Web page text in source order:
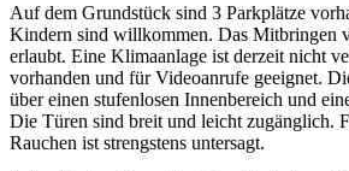
Auf dem Grundstück sind 3 Parkplätze
Kindern sind willkommen. Das Mitbringen
erlaubt. Eine Klimaanlage ist derzeit nicht
vorhanden und für Videoanrufe geeignet.
über einen stufenlosen Innenbereich und
Die Türen sind breit und leicht zugänglich.
Rauchen ist strengstens untersagt.